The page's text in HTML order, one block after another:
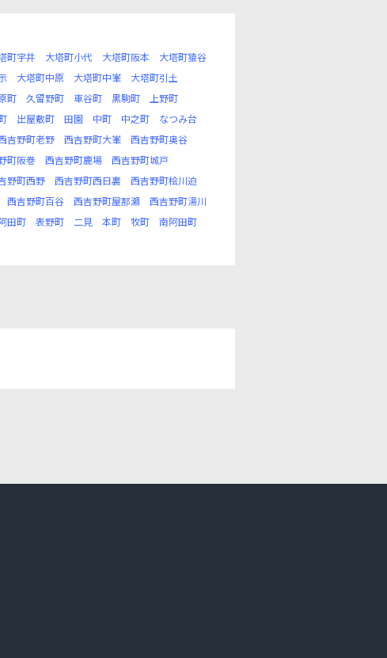
町宇井 大塔町小代 大塔町阪本
大塔町猿谷
大塔町中原 大塔町中峯
大塔町引土
町 久留野町 車谷町 黒駒町
上野町
出屋敷町 田園 中町 中之町
なつみ台
吉野町老野 西吉野町大峯
西吉野町奥谷
町阪巻 西吉野町鹿場
西吉野町城戸
野町西野 西吉野町西日裏
西吉野町桧川迫
西吉野町百谷 西吉野町屋那瀬
西吉野町湯川
田町 表野町 二見 本町 牧町
南阿田町